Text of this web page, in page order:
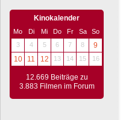
Kinokalender
Mo Di Mi Do Fr Sa
So
3
4 5 6 7 8
9
10
11 12 13 14 15 16
12.669 Beiträge zu
3.883 Filmen im Forum